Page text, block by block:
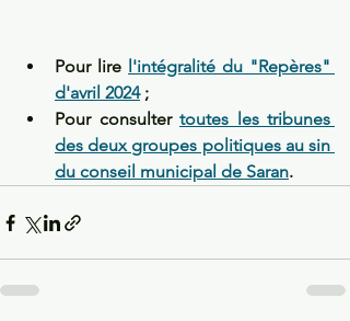
Pour lire l'intégralité du "Repères"
d'avril 2024 ;
Pour consulter toutes les tribunes
des deux groupes politiques au sin
du conseil municipal de Saran.